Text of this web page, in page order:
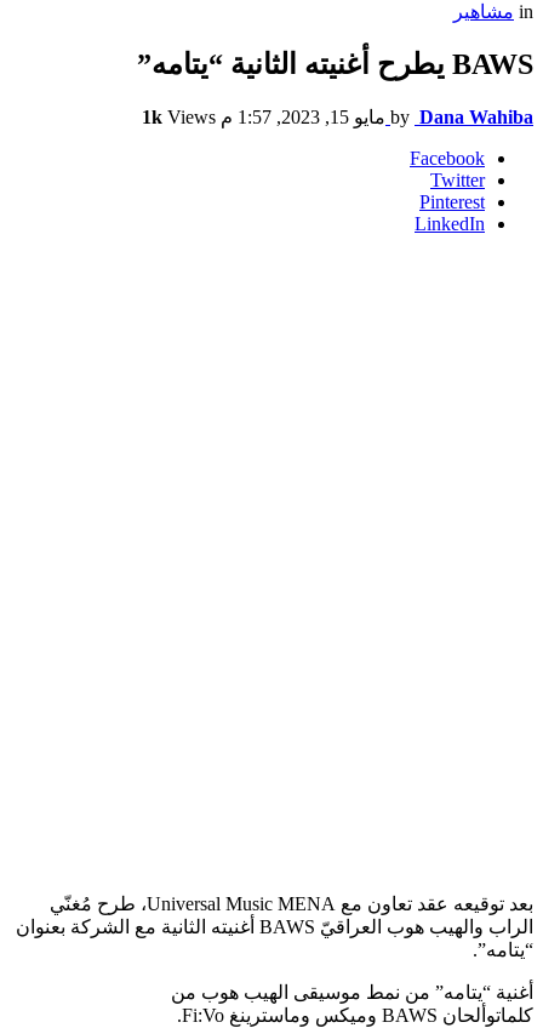
in مشاهير
BAWS يطرح أغنيته الثانية “يتامه”
by Dana Wahiba مايو 15, 2023, 1:57 م 1k Views
Facebook
Twitter
Pinterest
LinkedIn
بعد توقيعه عقد تعاون مع Universal Music MENA، طرح مُغنّي
الراب والهيب هوب العراقيّ BAWS أغنيته الثانية مع الشركة بعنوان
“يتامه”.
أغنية “يتامه” من نمط موسيقى الهيب هوب من
كلماتوألحان BAWS وميكس وماسترينغ Fi:Vo.